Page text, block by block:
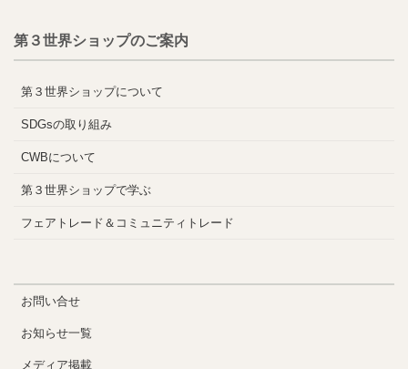
第３世界ショップのご案内
第３世界ショップについて
SDGsの取り組み
CWBについて
第３世界ショップで学ぶ
フェアトレード＆コミュニティトレード
お問い合せ
お知らせ一覧
メディア掲載